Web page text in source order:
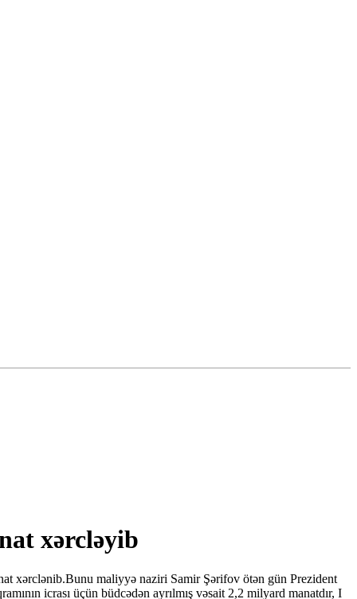
xərcləyib
xərclənib.Bunu maliyyə naziri Samir Şərifov ötən gün Prezident
icrası üçün büdcədən ayrılmış vəsait 2,2 milyard manatdır, I